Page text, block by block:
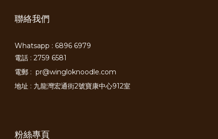
聯絡我們
Whatsapp : 6896 6979
電話 : 2759 6581
電郵 : pr@wingloknoodle.com
地址 : 九龍灣宏通街2號寶康中心912室
粉絲專頁